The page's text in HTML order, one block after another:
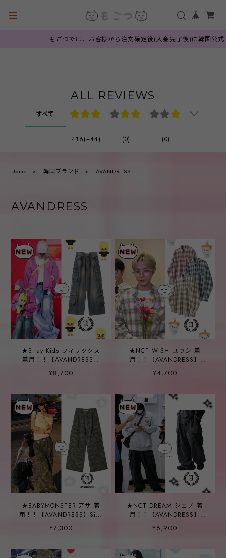
もごつでは、お客様から注文確定後(入金完了後)に韓国公式サ
ALL REVIEWS
すべて
416(+44) (0) (0)
Home 韓国ブランド AVANDRESS
AVANDRESS
★Stray Kids フィリックス
着用！！【AVANDRESS】
BLUE
¥8,700
★NCT WISH ユウシ 着
用！！【AVANDRESS】
¥4,700
★BABYMONSTER アサ 着
用！！【AVANDRESS】Side
Big Cargo Pants CAMO
¥7,300
★NCT DREAM ジェノ 着
用！！【AVANDRESS】
Cologne Sweat Pants -
4COL
¥6,900